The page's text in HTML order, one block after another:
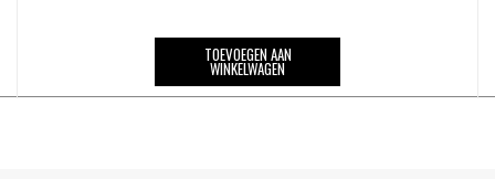
TOEVOEGEN AAN
WINKELWAGEN